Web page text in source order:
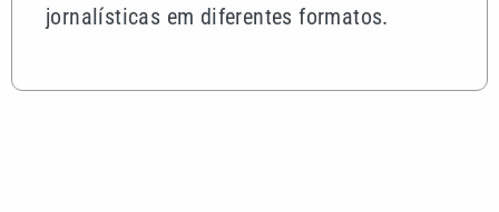
jornalísticas em diferentes formatos.